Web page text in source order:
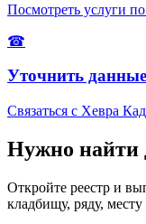
Посмотреть услуги
☎
Уточнить данные
Связаться с Хевра
Нужно найти
Откройте реестр и
кладбищу, ряду,